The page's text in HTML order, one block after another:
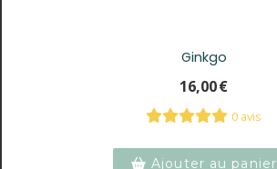
Ginkgo
16,00€
0 avis
Ajouter au panier